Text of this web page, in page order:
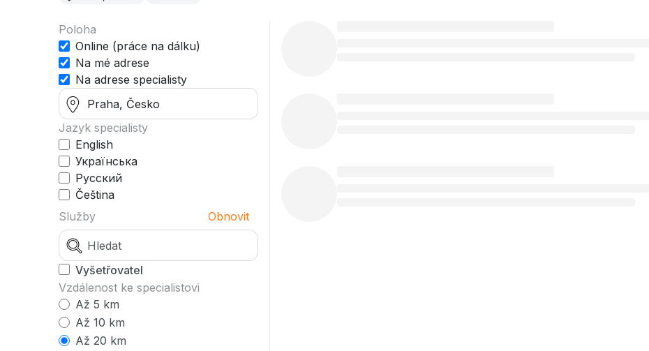
Poloha
Online (práce na dálku)
Na mé adrese
Na adrese specialisty
Jazyk specialisty
English
Українська
Русский
Čeština
Služby
Obnovit
Vyšetřovatel
Vzdálenost ke specialistovi
Až 5 km
Až 10 km
Až 20 km